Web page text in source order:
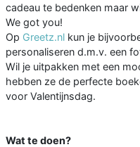
cadeau te bedenken maar
We got you!
Op Greetz.nl kun je
personaliseren d.m.v. een
Wil je uitpakken met een
hebben ze de perfecte
voor Valentijnsdag.
Wat te doen?